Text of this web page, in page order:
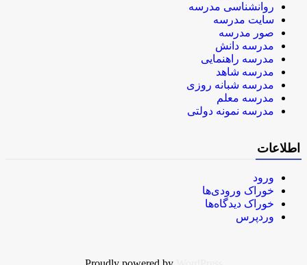
روانشناسی مدرسه
سایت مدرسه
صور مدرسه
مدرسه دانش
مدرسه راهنمایی
مدرسه شاهد
مدرسه شبانه روزی
مدرسه معلم
مدرسه نمونه دولتی
اطلاعات
ورود
خوراک ورودی‌ها
خوراک دیدگاه‌ها
وردپرس